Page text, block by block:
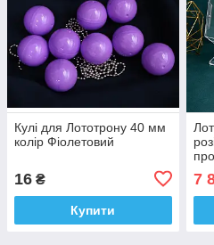
Кулі для Лототрону 40 мм
колір Фіолетовий
16 ₴
Купити
7